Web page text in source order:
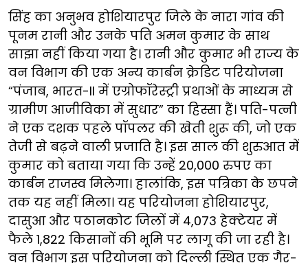
सिंह का अनुभव होशियारपुर जिले के नारा गांव की
पूनम रानी और उनके पति अमन कुमार के साथ
साझा नहीं किया गया है। रानी और कुमार भी राज्य के
वन विभाग की एक अन्य कार्बन क्रेडिट परियोजना
“पंजाब, भारत-II में एग्रोफॉरेस्ट्री प्रथाओं के माध्यम से
ग्रामीण आजीविका में सुधार” का हिस्सा हैं। पति-पत्नी
ने एक दशक पहले पॉपलर की खेती शुरू की, जो एक
तेजी से बढ़ने वाली प्रजाति है। इस साल की शुरुआत में
कुमार को बताया गया कि उन्हें 20,000 रुपए का
कार्बन राजस्व मिलेगा। हालांकि, इस पत्रिका के छपने
तक यह नहीं मिला। यह परियोजना होशियारपुर,
दासुआ और पठानकोट जिलों में 4,073 हेक्टेयर में
फैले 1,822 किसानों की भूमि पर लागू की जा रही है।
वन विभाग इस परियोजना को दिल्ली स्थित एक गैर-